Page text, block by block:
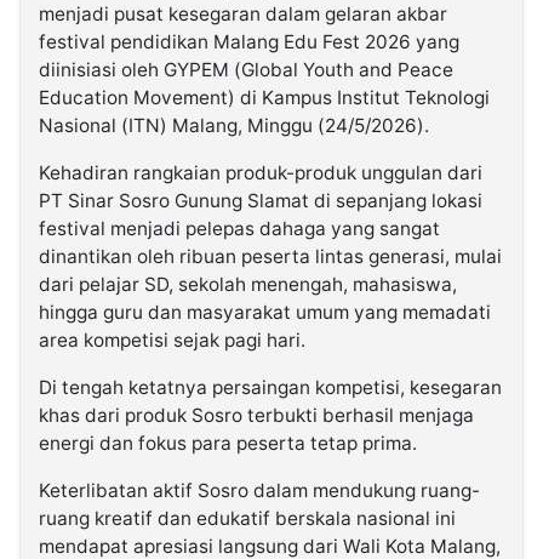
menjadi pusat kesegaran dalam gelaran akbar
festival pendidikan Malang Edu Fest 2026 yang
diinisiasi oleh GYPEM (Global Youth and Peace
Education Movement) di Kampus Institut Teknologi
Nasional (ITN) Malang, Minggu (24/5/2026).
Kehadiran rangkaian produk-produk unggulan dari
PT Sinar Sosro Gunung Slamat di sepanjang lokasi
festival menjadi pelepas dahaga yang sangat
dinantikan oleh ribuan peserta lintas generasi, mulai
dari pelajar SD, sekolah menengah, mahasiswa,
hingga guru dan masyarakat umum yang memadati
area kompetisi sejak pagi hari.
Di tengah ketatnya persaingan kompetisi, kesegaran
khas dari produk Sosro terbukti berhasil menjaga
energi dan fokus para peserta tetap prima.
Keterlibatan aktif Sosro dalam mendukung ruang-
ruang kreatif dan edukatif berskala nasional ini
mendapat apresiasi langsung dari Wali Kota Malang,